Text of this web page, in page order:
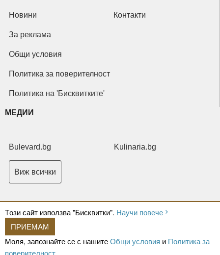
Tози сайт използва "Бисквитки". Научи повече
ПРИЕМАМ
Моля, запознайте се с нашитеОбщи условия и Политика за
поверителност
Новини Контакти
За реклама
Общи условия
Политика за поверителност
Политика на 'Бисквитките'
МЕДИИ
Bulevard.bg Kulinaria.bg
Виж всички
Copyright © 2026 Ксениум ООД. Всички права запазени.
XeniumCompany.com